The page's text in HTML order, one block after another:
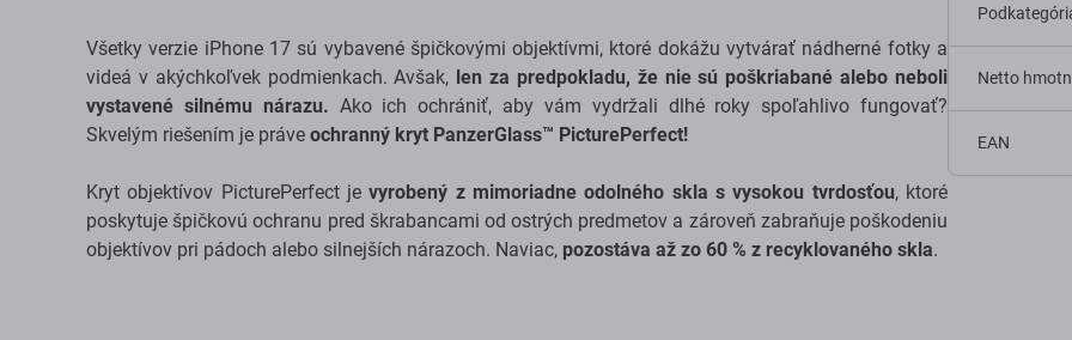
Všetky verzie iPhone 17 sú vybavené špičkovými objektívmi, ktoré dokážu vytvárať nádherné fotky a
videá v akýchkoľvek podmienkach. Avšak, len za predpokladu, že nie sú poškriabané alebo neboli
vystavené silnému nárazu. Ako ich ochrániť, aby vám vydržali dlhé roky spoľahlivo fungovať?
Skvelým riešením je práve ochranný kryt PanzerGlass™ PicturePerfect!
Kryt objektívov PicturePerfect jevyrobený z mimoriadne odolného skla s vysokou tvrdosťou, ktoré
poskytuje špičkovú ochranu pred škrabancami od ostrých predmetov a zároveň zabraňuje poškodeniu
objektívov pri pádoch alebo silnejších nárazoch. Naviac, pozostáva až zo 60 % z recyklovaného skla.
Netto
EAN